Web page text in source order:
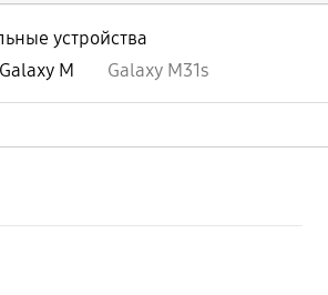
устройства
Galaxy M Galaxy M31s